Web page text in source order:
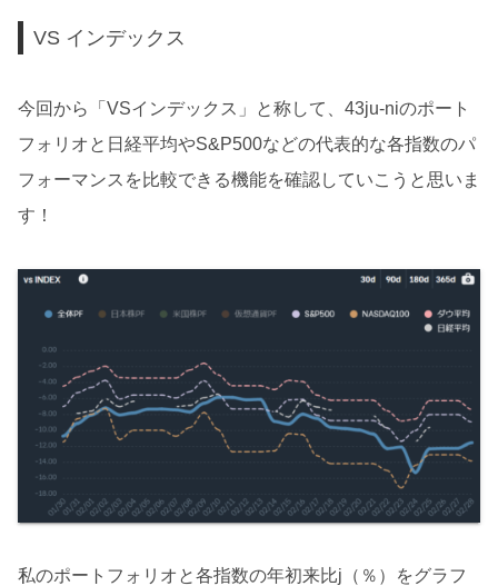
VS インデックス
今回から「VSインデックス」と称して、43ju-niのポート
フォリオと日経平均やS&P500などの代表的な各指数のパ
フォーマンスを比較できる機能を確認していこうと思いま
す！
私のポートフォリオと各指数の年初来比j（％）をグラフ